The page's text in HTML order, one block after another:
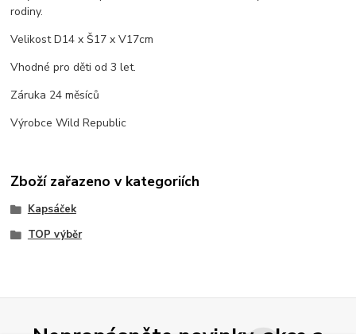
rodiny.
Velikost D14 x Š17 x V17cm
Vhodné pro děti od 3 let.
Záruka 24 měsíců
Výrobce Wild Republic
Zboží zařazeno v kategoriích
Kapsáček
TOP výběr